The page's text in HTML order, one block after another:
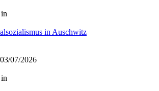
in Auschwitz
07/2026